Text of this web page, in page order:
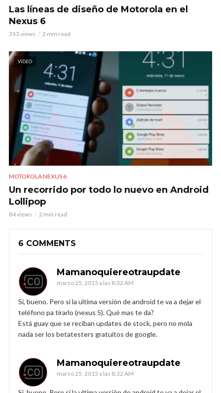
Las líneas de diseño de Motorola en el
Nexus 6
353 views 2 min read
VIDEO
MOTOROLA NEXUS 6
Un recorrido por todo lo nuevo en Android
Lollipop
84 views 2 min read
6 COMMENTS
Mamanoquiereotraupdate
marzo 25, 2015 a las 8:32 AM
Si, bueno. Pero si la ultima versión de android te va a dejar el
teléfono pa tirarlo (nexus 5). Qué mas te da?
Está guay que se reciban updates de stock, pero no mola
nada ser los betatesters gratuitos de google.
Mamanoquiereotraupdate
marzo 25, 2015 a las 8:32 AM